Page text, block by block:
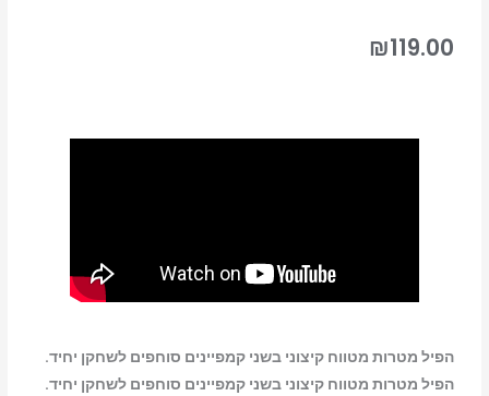
₪119.00
הפיל מטרות מטווח קיצוני בשני קמפיינים סוחפים לשחקן יחיד.
הפיל מטרות מטווח קיצוני בשני קמפיינים סוחפים לשחקן יחיד.